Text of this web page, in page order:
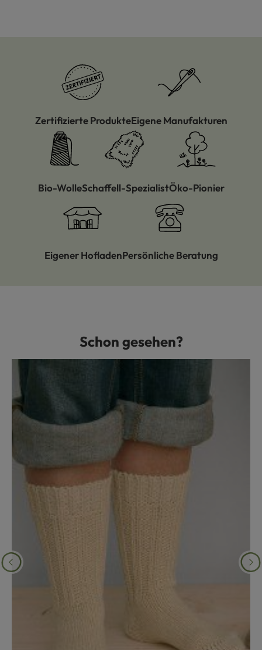
Zertifizierte ProdukteEigene Manufakturen
Bio-WolleSchaffell-SpezialistÖko-Pionier
Eigener HofladenPersönliche Beratung
Produktgalerie überspringenSchon gesehen?